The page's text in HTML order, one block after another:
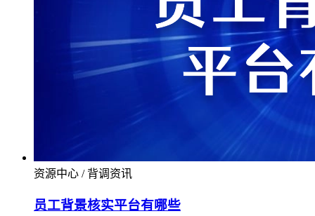
资源中心 / 背调资讯
员工背景核实平台有哪些